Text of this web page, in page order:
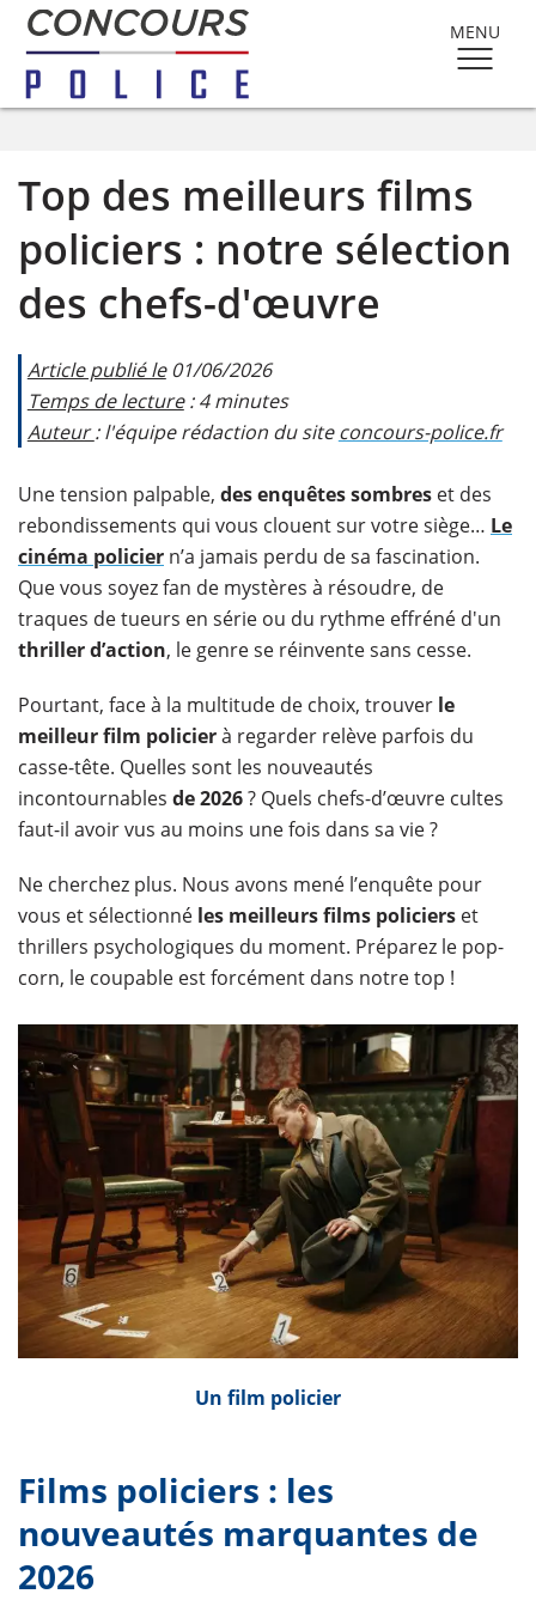
MENU
Top des meilleurs films
policiers : notre sélection
des chefs-d'œuvre
Article publié le01/06/2026
Temps de lecture: 4 minutes
Auteur: l'équipe rédaction du siteconcours-police.fr​
Une tension palpable, des enquêtes sombres et des
rebondissements qui vous clouent sur votre siège… Le
cinéma policier n’a jamais perdu de sa fascination.
Que vous soyez fan de mystères à résoudre, de
traques de tueurs en série ou du rythme effréné d'un
thriller d’action, le genre se réinvente sans cesse.
Pourtant, face à la multitude de choix, trouver le
meilleur film policierà regarder relève parfois du
casse-tête. Quelles sont les nouveautés
incontournables de 2026? Quels chefs-d’œuvre cultes
faut-il avoir vus au moins une fois dans sa vie ?
Ne cherchez plus. Nous avons mené l’enquête pour
vous et sélectionné les meilleurs films policiers et
thrillers psychologiques du moment. Préparez le pop-
corn, le coupable est forcément dans notre top !
Un film policier
Films policiers : les
nouveautés marquantes de
2026